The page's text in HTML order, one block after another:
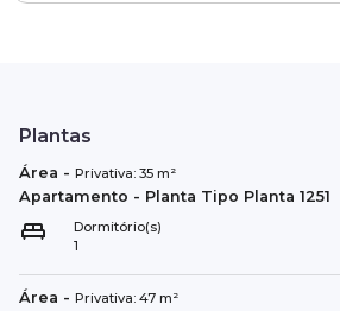
Plantas
Área - Privativa: 35 m²
Apartamento - Planta Tipo Planta 1251
Dormitório(s)
1
Área - Privativa: 47 m²